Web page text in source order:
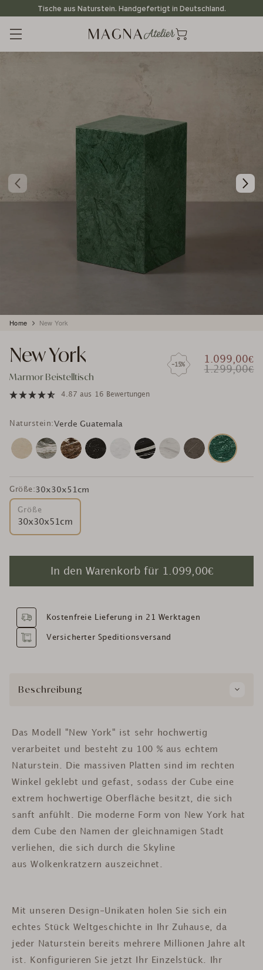
zum
Inhalt
Tische aus Naturstein. Handgefertigt in Deutschland.
Home New York
New York
Marmor Beistelltisch
-15%
1.099,00€
1.299,00€
4.87 aus 16 Bewertungen
Naturstein:Verde Guatemala
Größe:30x30x51cm
Größe
30x30x51cm
In den Warenkorb für 1.099,00€
Kostenfreie Lieferung in 21 Werktagen
Versicherter Speditionsversand
Produkt
Warenkorb
hinzugefügt
Beschreibung
Das Modell "New York" ist sehr hochwertig
verarbeitet und besteht zu 100 % aus echtem
Naturstein. Die massiven Platten sind im rechten
Winkel geklebt und gefast, sodass der Cube eine
extrem hochwertige Oberfläche besitzt, die sich
sanft anfühlt. Die moderne Form von New York hat
dem Cube den Namen der gleichnamigen Stadt
verliehen, die sich durch die Skyline
aus Wolkenkratzern auszeichnet.
Mit unseren Design-Unikaten holen Sie sich ein
echtes Stück Weltgeschichte in Ihr Zuhause, da
jeder Naturstein bereits mehrere Millionen Jahre alt
ist. Konfigurieren Sie jetzt Ihr Einzelstück. Ihr